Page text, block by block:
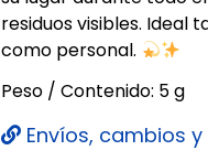
residuos visibles. Ideal
como personal.
Peso / Contenido: 5 g
Envíos, cambios